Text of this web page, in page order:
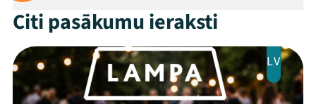
Citi pasākumu ieraksti
LV